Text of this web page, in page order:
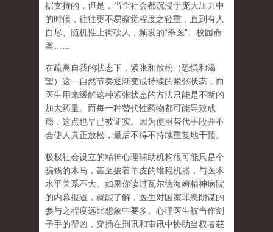
据支持的，但是，当全社会都沉浸于庞大压力中
的时候，往往更不易察觉程度之轻重，直到有人
自尽、随机性上街砍人，频发的“杀医” 、校园命
案
在疏离自我的状态下，紧张和放松（恐惧和渴
望）这一自然节奏逐渐变成持续的紧张状态，而
医生用来缓解这种紧张状态的方法只能是不断的
加大药量。而每一种替代性药物都可能导致成
瘾，这点也早已被证实。因为使用替代手段并不
会使人真正放松，最后不得不持续重复地干预。
极权社会设立的精神心理辅助机构很可能只是个
骗钱的木马，甚至披着羊皮的维稳机器，与医术
水平关系不大。如果你读过瓦尔德海姆精神病院
的内幕报道，就能了解，医生对国家罪恶阴谋的
参与之程度远比想象中要多。心理医生被当作刽
子手的帮凶，穿插在刑讯和审讯中协助当权者获